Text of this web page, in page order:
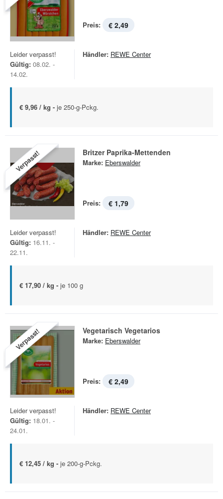
Preis: € 2,49
Leider verpasst!
Gültig: 08.02. -
14.02.
Händler: REWE Center
€ 9,96 / kg - je 250-g-Pckg.
Verpasst! Britzer Paprika-Mettenden
Marke: Eberswalder
Preis: € 1,79
Leider verpasst!
Gültig: 16.11. -
22.11.
Händler: REWE Center
€ 17,90 / kg - je 100 g
Verpasst! Vegetarisch Vegetarios
Marke: Eberswalder
Preis: € 2,49
Leider verpasst!
Gültig: 18.01. -
24.01.
Händler: REWE Center
€ 12,45 / kg - je 200-g-Pckg.